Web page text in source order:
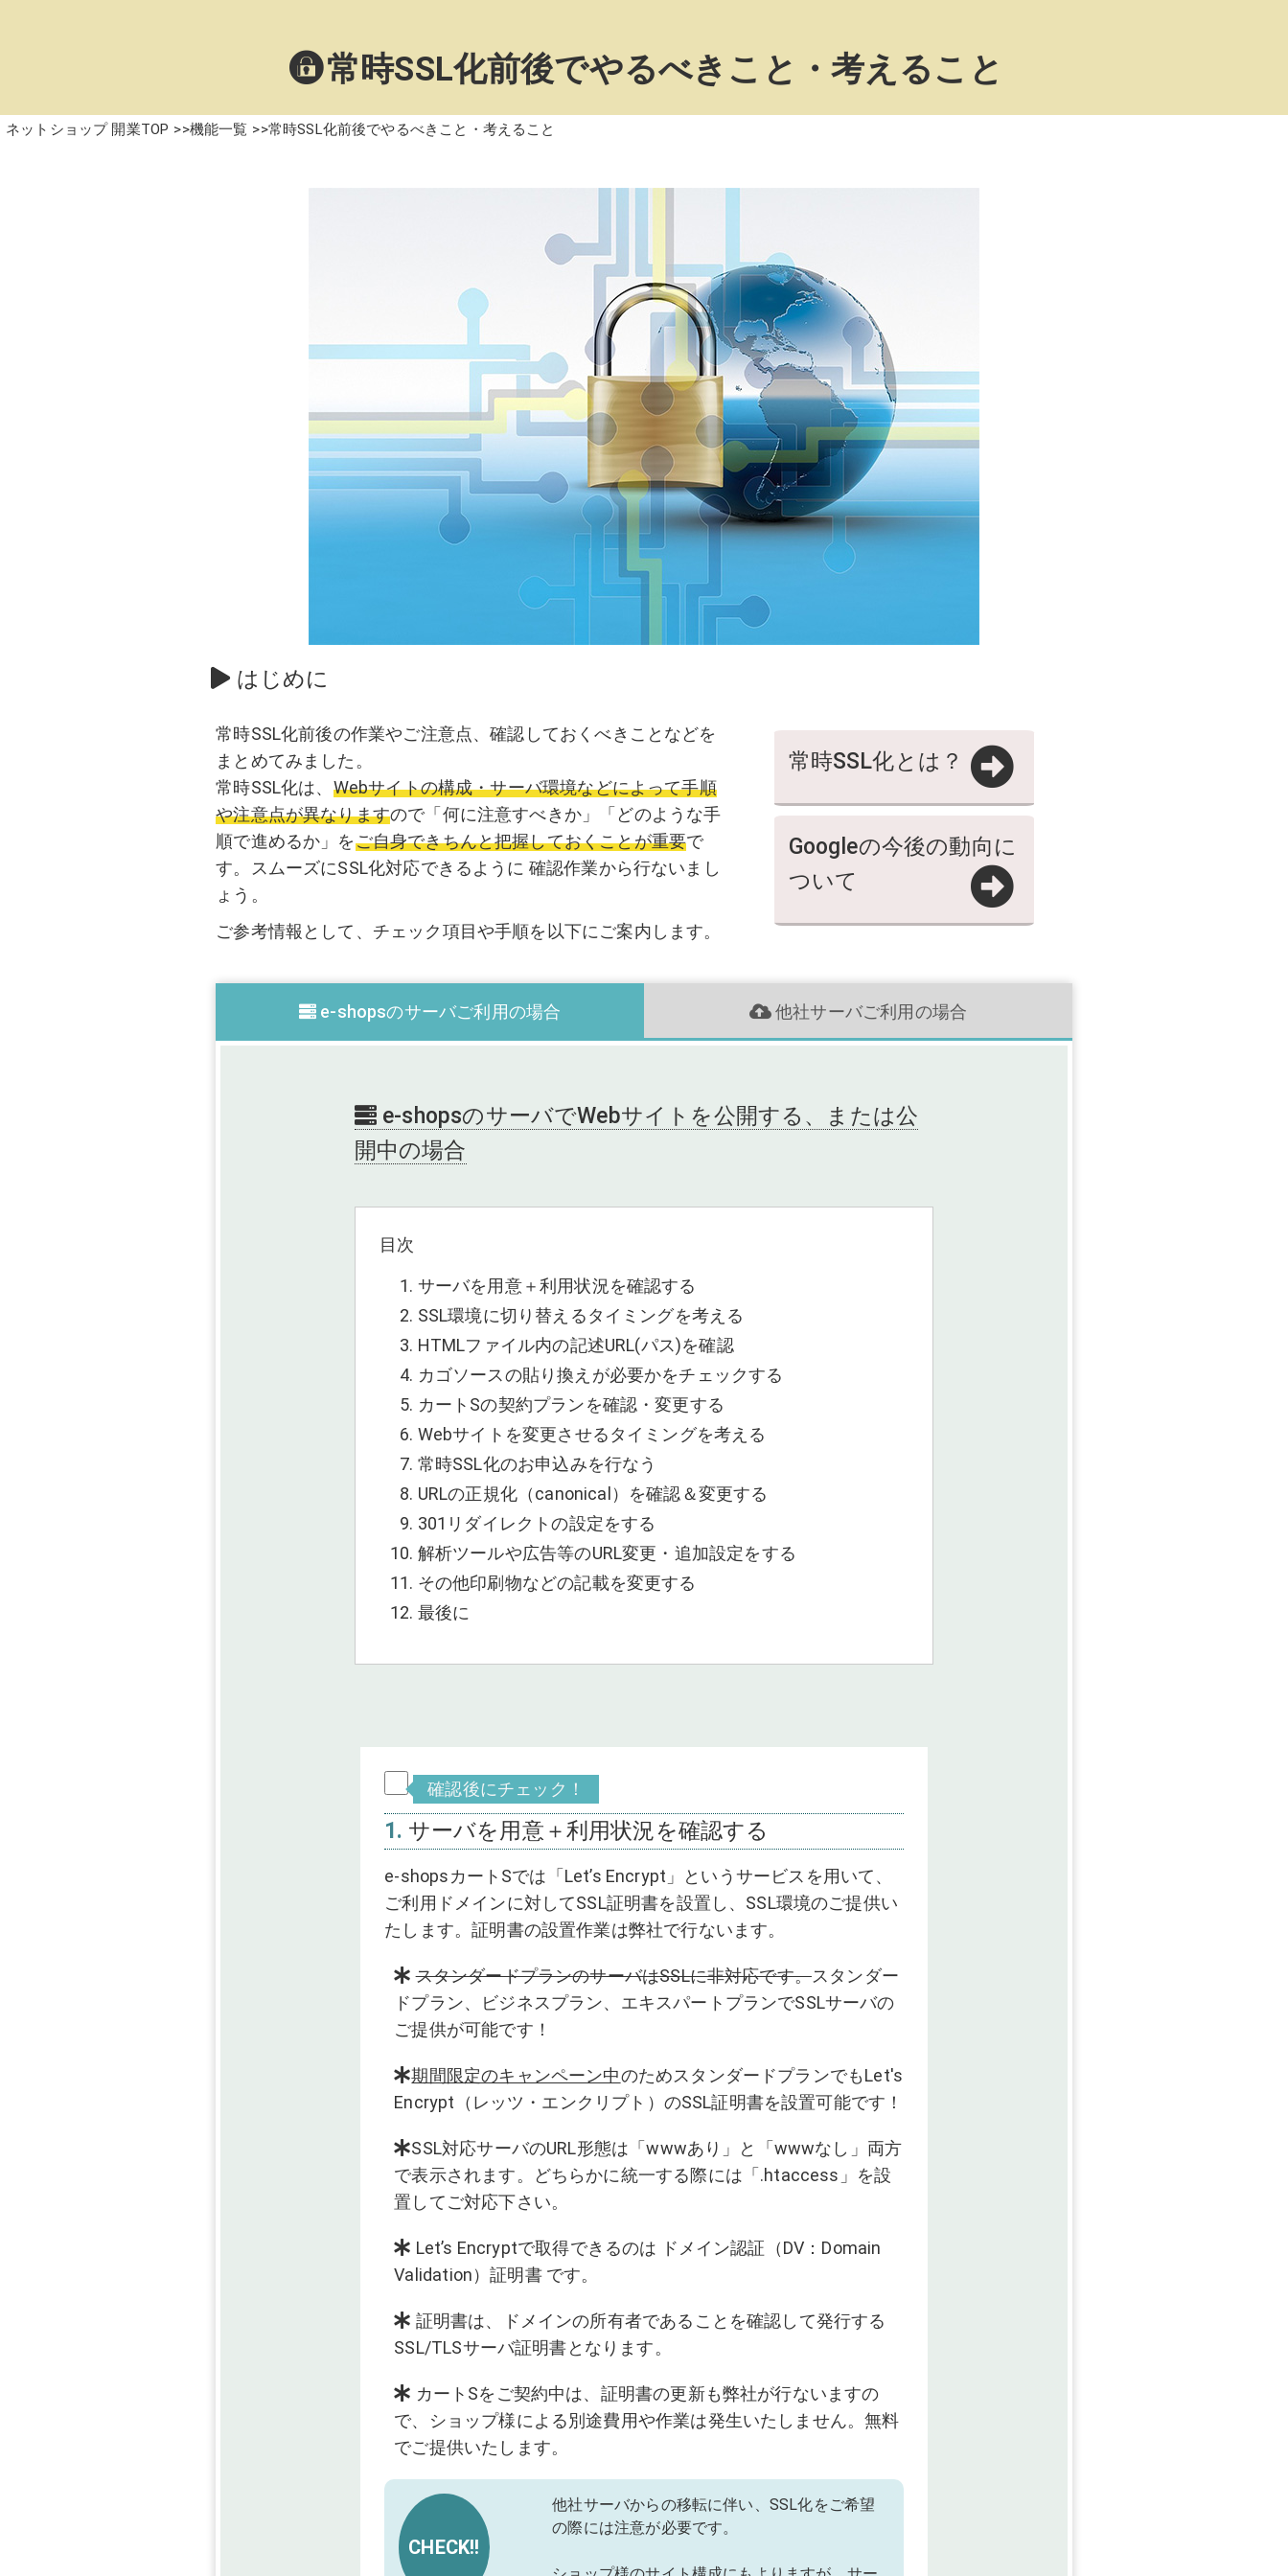
常時SSL化前後でやるべきこと・考えること
ネットショップ 開業TOP 機能一覧 常時SSL化前後でやるべきこと・考えること
はじめに
常時SSL化前後の作業やご注意点、確認しておくべきことなどを
まとめてみました。
常時SSL化は、 Webサイトの構成・サーバ環境などによって手順
や注意点が異なりますので「何に注意すべきか」「どのような手
順で進めるか」をご自身できちんと把握しておくことが重要で
す。スムーズにSSL化対応できるように 確認作業から行ないまし
ょう。
ご参考情報として、チェック項目や手順を以下にご案内します。
常時SSL化とは？
Googleの今後の動向に
ついて
e-shopsのサーバご利用の場合 他社サーバご利用の場合
e-shopsのサーバでWebサイトを公開する、または公
開中の場合
目次
サーバを用意＋利用状況を確認する
SSL環境に切り替えるタイミングを考える
HTMLファイル内の記述URL(パス)を確認
カゴソースの貼り換えが必要かをチェックする
カートSの契約プランを確認・変更する
Webサイトを変更させるタイミングを考える
常時SSL化のお申込みを行なう
URLの正規化（canonical）を確認＆変更する
301リダイレクトの設定をする
解析ツールや広告等のURL変更・追加設定をする
その他印刷物などの記載を変更する
最後に
確認後にチェック！
1. サーバを用意＋利用状況を確認する
e-shopsカートSでは「Let’s Encrypt」というサービスを用いて、
ご利用ドメインに対してSSL証明書を設置し、SSL環境のご提供い
たします。証明書の設置作業は弊社で行ないます。
スタンダードプランのサーバはSSLに非対応です。スタンダー
ドプラン、ビジネスプラン、エキスパートプランでSSLサーバの
ご提供が可能です！
期間限定のキャンペーン中のためスタンダードプランでもLet's
Encrypt（レッツ・エンクリプト）のSSL証明書を設置可能です！
SSL対応サーバのURL形態は「wwwあり」と「wwwなし」両方
で表示されます。どちらかに統一する際には「.htaccess」を設
置してご対応下さい。
Let’s Encryptで取得できるのは ドメイン認証（DV：Domain
Validation）証明書 です。
証明書は、ドメインの所有者であることを確認して発行する
SSL/TLSサーバ証明書となります。
カートSをご契約中は、証明書の更新も弊社が行ないますの
で、ショップ様による別途費用や作業は発生いたしません。無料
でご提供いたします。
CHECK!!
他社サーバからの移転に伴い、SSL化をご希望
の際には注意が必要です。